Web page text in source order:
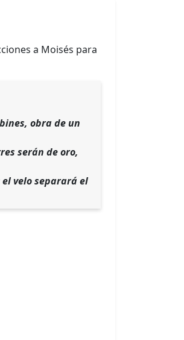
a Moisés para
obra de un
serán de oro,
velo separará el